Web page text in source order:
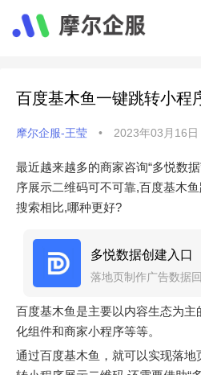
百度基木鱼一键跳转小程
摩尔企服-王莹 • 2023年03月16日
最近越来越多的商家咨询“多悦数
序展示二维码可不可靠,百度基木
搜索相比,哪种更好?
多悦数据创建入口
落地页制作广告数据
百度基木鱼是主要以内容生态为
化组件和商家小程序等等。
通过百度基木鱼，就可以实现落